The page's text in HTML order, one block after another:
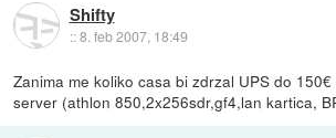
Shifty
::8. feb 2007, 18:49
Zanima me koliko casa bi zdrzal UPS do
server (athlon 850,2x256sdr,gf4,lan kartica,